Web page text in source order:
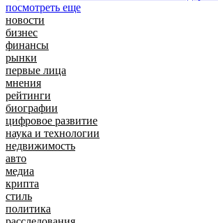
посмотреть еще
новости
бизнес
финансы
рынки
первые лица
мнения
рейтинги
биографии
цифровое развитие
наука и технологии
недвижимость
авто
медиа
крипта
стиль
политика